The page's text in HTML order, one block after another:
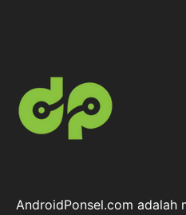
AndroidPonsel.com adalah